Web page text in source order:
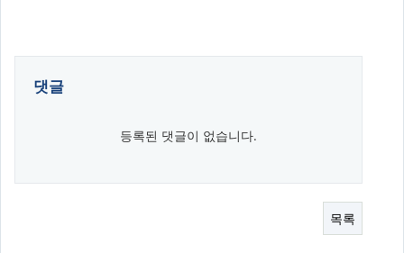
댓글
등록된 댓글이 없습니다.
목록